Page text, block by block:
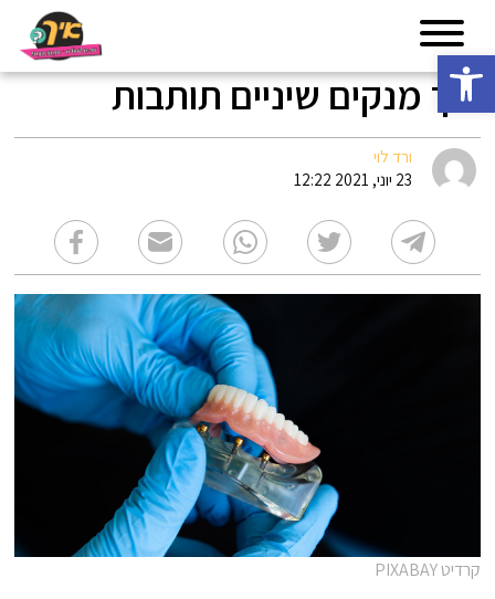
פתח סרגל נגישות
איך מנקים שיניים תותבות
ורד לוי
23 יוני, 2021 12:22
קרדיט PIXABAY